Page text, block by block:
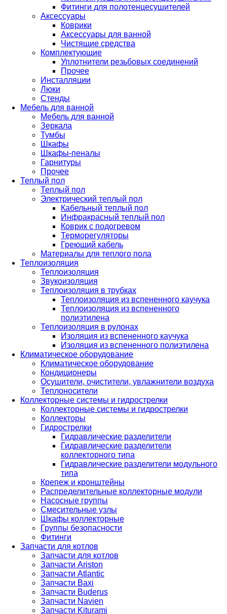
Фитинги для полотенцесушителей
Аксессуары
Коврики
Аксессуары для ванной
Чистящие средства
Комплектующие
Уплотнители резьбовых соединений
Прочее
Инсталляции
Люки
Стенды
Мебель для ванной
Мебель для ванной
Зеркала
Тумбы
Шкафы
Шкафы-пеналы
Гарнитуры
Прочее
Теплый пол
Теплый пол
Электрический теплый пол
Кабельный теплый пол
Инфракрасный теплый пол
Коврик с подогревом
Терморегуляторы
Греющий кабель
Материалы для теплого пола
Теплоизоляция
Теплоизоляция
Звукоизоляция
Теплоизоляция в трубках
Теплоизоляция из вспененного каучука
Теплоизоляция из вспененного
полиэтилена
Теплоизоляция в рулонах
Изоляция из вспененного каучука
Изоляция из вспененного полиэтилена
Климатическое оборудование
Климатическое оборудование
Кондиционеры
Осушители, очистители, увлажнители воздуха
Теплоносители
Коллекторные системы и гидрострелки
Коллекторные системы и гидрострелки
Коллекторы
Гидрострелки
Гидравлические разделители
Гидравлические разделители
коллекторного типа
Гидравлические разделители модульного
типа
Крепеж и кронштейны
Распределительные коллекторные модули
Насосные группы
Смесительные узлы
Шкафы коллекторные
Группы безопасности
Фитинги
Запчасти для котлов
Запчасти для котлов
Запчасти Ariston
Запчасти Atlantic
Запчасти Baxi
Запчасти Buderus
Запчасти Navien
Запчасти Kiturami